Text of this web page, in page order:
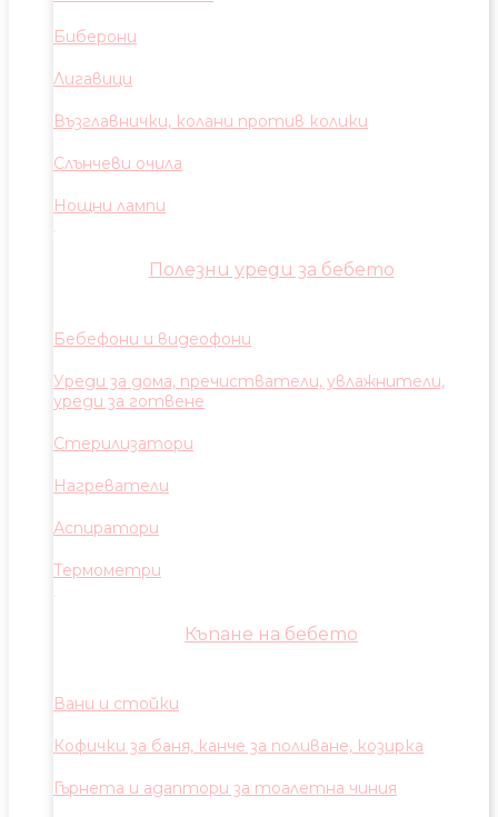
Биберони
Лигавици
Възглавнички, колани против колики
Слънчеви очила
Нощни лампи
Полезни уреди за бебето
Бебефони и видеофони
Уреди за дома, пречистватели, увлажнители,
уреди за готвене
Стерилизатори
Нагреватели
Аспиратори
Термометри
Къпане на бебето
Вани и стойки
Кофички за баня, канче за поливане, козирка
Гърнета и адаптори за тоалетна чиния